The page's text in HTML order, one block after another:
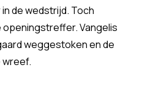
de wedstrijd. Toch
openingstreffer. Vangelis
weggestoken en de
wreef.